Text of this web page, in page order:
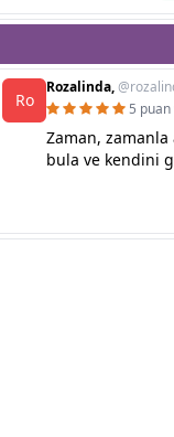
Ro
Rozalinda,
5
Zaman, zamanla
bula ve kendini